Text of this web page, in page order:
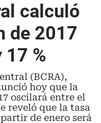
calculó
de 2017
%
(BCRA),
hoy que la
oscilará entre el
reveló que la tasa
de enero será